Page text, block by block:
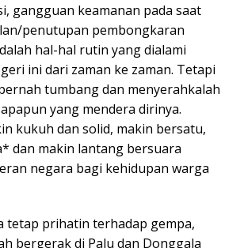
gangguan keamanan pada saat
penutupan pembongkaran
hal-hal rutin yang dialami
ini dari zaman ke zaman. Tetapi
tumbang dan menyerahkalah
yang mendera dirinya.
kukuh dan solid, makin bersatu,
dan makin lantang bersuara
negara bagi kehidupan warga
tetap prihatin terhadap gempa,
bergerak di Palu dan Donggala